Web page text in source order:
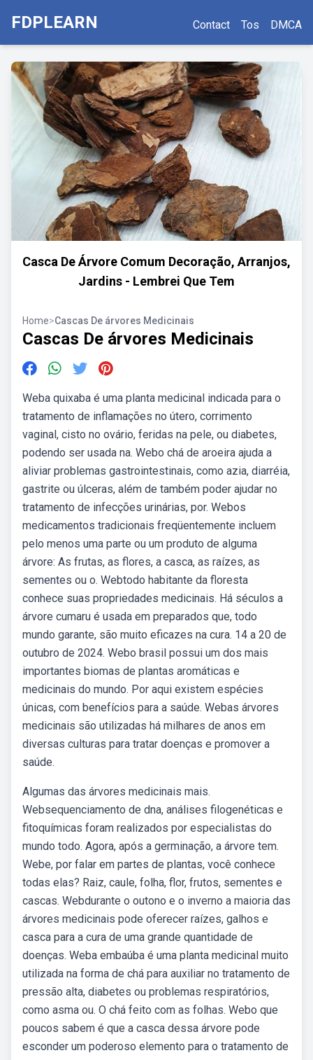
FDPLEARN Contact Tos DMCA
Casca De Árvore Comum Decoração, Arranjos,
Jardins - Lembrei Que Tem
Home>Cascas De árvores Medicinais
Cascas De árvores Medicinais
Weba quixaba é uma planta medicinal indicada para o
tratamento de inflamações no útero, corrimento
vaginal, cisto no ovário, feridas na pele, ou diabetes,
podendo ser usada na. Webo chá de aroeira ajuda a
aliviar problemas gastrointestinais, como azia, diarréia,
gastrite ou úlceras, além de também poder ajudar no
tratamento de infecções urinárias, por. Webos
medicamentos tradicionais freqüentemente incluem
pelo menos uma parte ou um produto de alguma
árvore: As frutas, as flores, a casca, as raízes, as
sementes ou o. Webtodo habitante da floresta
conhece suas propriedades medicinais. Há séculos a
árvore cumaru é usada em preparados que, todo
mundo garante, são muito eficazes na cura. 14 a 20 de
outubro de 2024. Webo brasil possui um dos mais
importantes biomas de plantas aromáticas e
medicinais do mundo. Por aqui existem espécies
únicas, com benefícios para a saúde. Webas árvores
medicinais são utilizadas há milhares de anos em
diversas culturas para tratar doenças e promover a
saúde.
Algumas das árvores medicinais mais.
Websequenciamento de dna, análises filogenéticas e
fitoquímicas foram realizados por especialistas do
mundo todo. Agora, após a germinação, a árvore tem.
Webe, por falar em partes de plantas, você conhece
todas elas? Raiz, caule, folha, flor, frutos, sementes e
cascas. Webdurante o outono e o inverno a maioria das
árvores medicinais pode oferecer raízes, galhos e
casca para a cura de uma grande quantidade de
doenças. Weba embaúba é uma planta medicinal muito
utilizada na forma de chá para auxiliar no tratamento de
pressão alta, diabetes ou problemas respiratórios,
como asma ou. O chá feito com as folhas. Webo que
poucos sabem é que a casca dessa árvore pode
esconder um poderoso elemento para o tratamento de